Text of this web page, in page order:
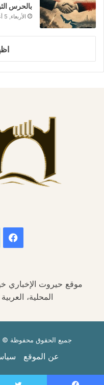
بالحرس
الأربعاء, 5 أغسطس 2026 - 7:23 م
موقع حيروت الإخباري
المحلية،
جميع الحقوق محفوظة ©
عن الموقع